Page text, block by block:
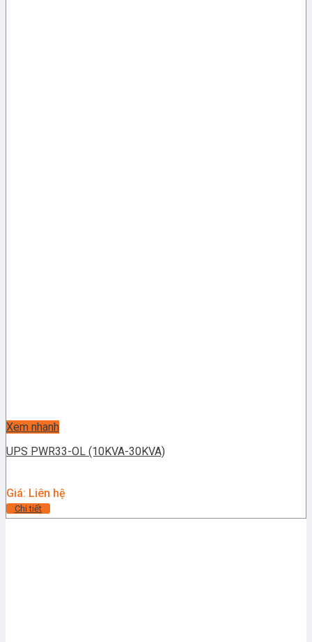
Xem nhanh
UPS PWR33-OL (10KVA-30KVA)
Giá: Liên hệ
Chi tiết